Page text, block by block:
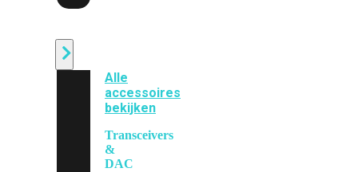
Alle
accessoires
bekijken
Transceivers
&
DAC